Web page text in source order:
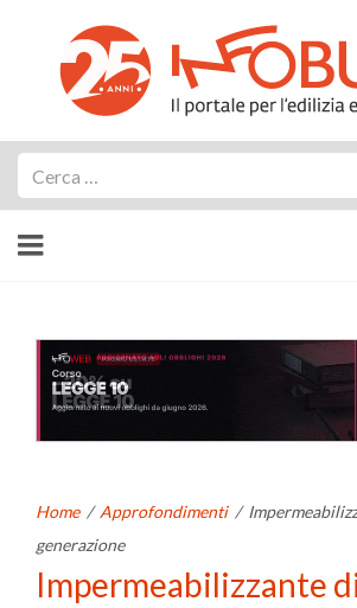
Home / Approfondimenti /
generazione
Impermeabilizzante